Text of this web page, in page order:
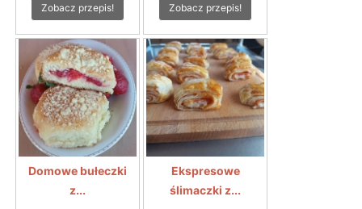
Zobacz przepis! Zobacz przepis!
Domowe bułeczki
z...
Ekspresowe
ślimaczki z...